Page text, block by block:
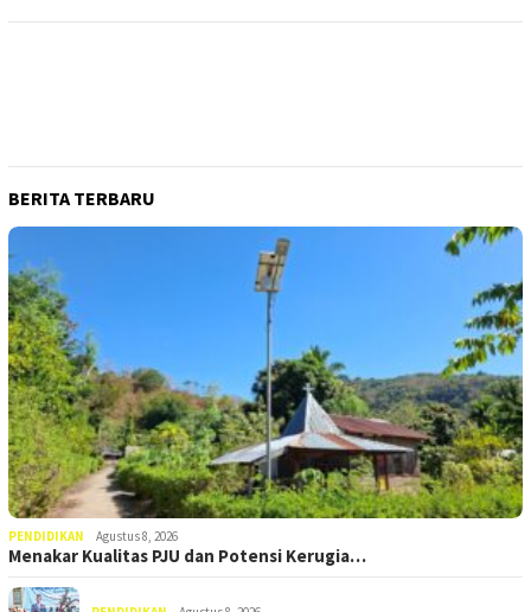
BERITA TERBARU
PENDIDIKAN Agustus 8, 2026
Menakar Kualitas PJU dan Potensi Kerugia…